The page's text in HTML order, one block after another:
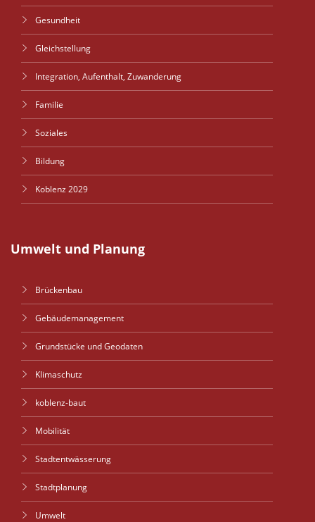
Gesundheit
Gleichstellung
Integration, Aufenthalt, Zuwanderung
Familie
Soziales
Bildung
Koblenz 2029
Umwelt und Planung
Brückenbau
Gebäudemanagement
Grundstücke und Geodaten
Klimaschutz
koblenz-baut
Mobilität
Stadtentwässerung
Stadtplanung
Umwelt